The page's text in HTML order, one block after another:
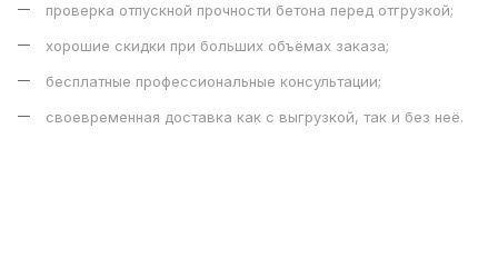
проверка отпускной прочности бетона перед отгрузкой;
хорошие скидки при больших объёмах заказа;
бесплатные профессиональные консультации;
своевременная доставка как с выгрузкой, так и без неё.